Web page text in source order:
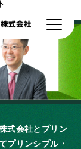
援実績
情報
式会社とプリン
プリンシプル・